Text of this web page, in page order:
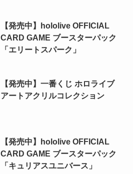
【発売中】hololive OFFICIAL
CARD GAME ブースターパック
「エリートスパーク」
【発売中】一番くじ ホロライブ
アートアクリルコレクション
【発売中】hololive OFFICIAL
CARD GAME ブースターパック
「キュリアスユニバース」